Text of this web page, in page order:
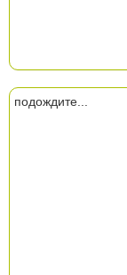
подождите...